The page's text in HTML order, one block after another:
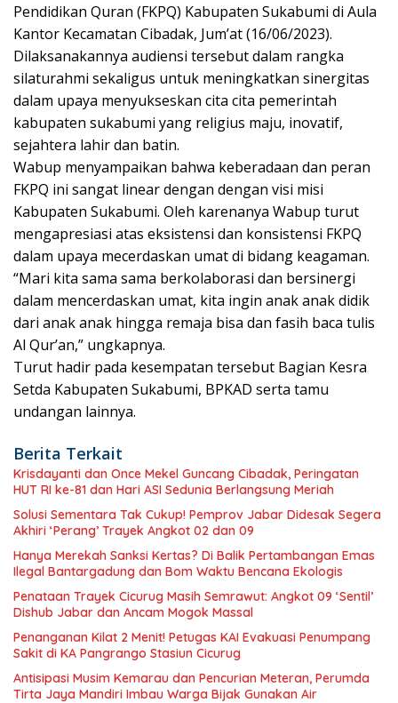
Pendidikan Quran (FKPQ) Kabupaten Sukabumi di Aula
Kantor Kecamatan Cibadak, Jum’at (16/06/2023).
Dilaksanakannya audiensi tersebut dalam rangka
silaturahmi sekaligus untuk meningkatkan sinergitas
dalam upaya menyukseskan cita cita pemerintah
kabupaten sukabumi yang religius maju, inovatif,
sejahtera lahir dan batin.
Wabup menyampaikan bahwa keberadaan dan peran
FKPQ ini sangat linear dengan dengan visi misi
Kabupaten Sukabumi. Oleh karenanya Wabup turut
mengapresiasi atas eksistensi dan konsistensi FKPQ
dalam upaya mecerdaskan umat di bidang keagaman.
“Mari kita sama sama berkolaborasi dan bersinergi
dalam mencerdaskan umat, kita ingin anak anak didik
dari anak anak hingga remaja bisa dan fasih baca tulis
Al Qur’an,” ungkapnya.
Turut hadir pada kesempatan tersebut Bagian Kesra
Setda Kabupaten Sukabumi, BPKAD serta tamu
undangan lainnya.
Berita Terkait
Krisdayanti dan Once Mekel Guncang Cibadak, Peringatan
HUT RI ke-81 dan Hari ASI Sedunia Berlangsung Meriah
Solusi Sementara Tak Cukup! Pemprov Jabar Didesak Segera
Akhiri ‘Perang’ Trayek Angkot 02 dan 09
Hanya Merekah Sanksi Kertas? Di Balik Pertambangan Emas
Ilegal Bantargadung dan Bom Waktu Bencana Ekologis
Penataan Trayek Cicurug Masih Semrawut: Angkot 09 ‘Sentil’
Dishub Jabar dan Ancam Mogok Massal
Penanganan Kilat 2 Menit! Petugas KAI Evakuasi Penumpang
Sakit di KA Pangrango Stasiun Cicurug
Antisipasi Musim Kemarau dan Pencurian Meteran, Perumda
Tirta Jaya Mandiri Imbau Warga Bijak Gunakan Air